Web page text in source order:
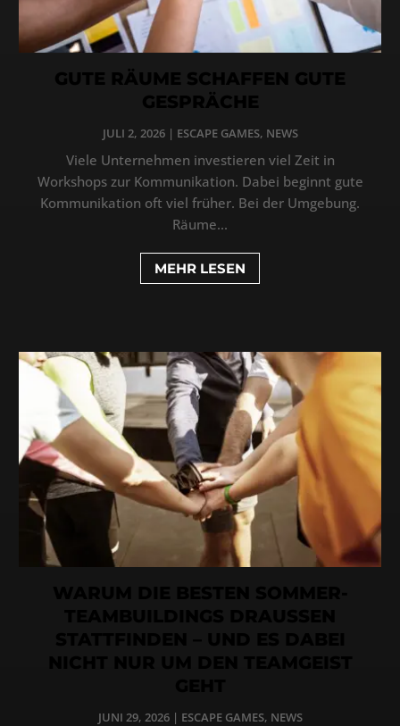
JULI 2, 2026| ESCAPE GAMES, NEWS
Viele Unternehmen investieren viel Zeit in
Workshops zur Kommunikation. Dabei beginnt gute
Kommunikation oft viel früher. Bei der Umgebung.
Räume...
MEHR LESEN
JUNI 29, 2026| ESCAPE GAMES, NEWS